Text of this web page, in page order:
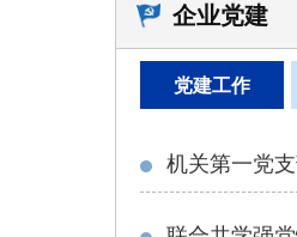
企业党建
党建工作